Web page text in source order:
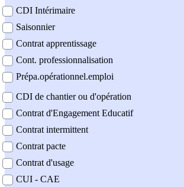
CDI Intérimaire
Saisonnier
Contrat apprentissage
Cont. professionnalisation
Prépa.opérationnel.emploi
CDI de chantier ou d'opération
Contrat d'Engagement Educatif
Contrat intermittent
Contrat pacte
Contrat d'usage
CUI - CAE